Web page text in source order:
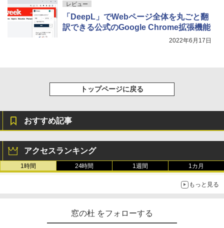
レビュー
「DeepL」でWebページ全体を丸ごと翻
訳できる公式のGoogle Chrome拡張機能
2022年6月17日
トップページに戻る
おすすめ記事
アクセスランキング
1時間 24時間 1週間 1カ月
もっと見る
窓の杜 をフォローする